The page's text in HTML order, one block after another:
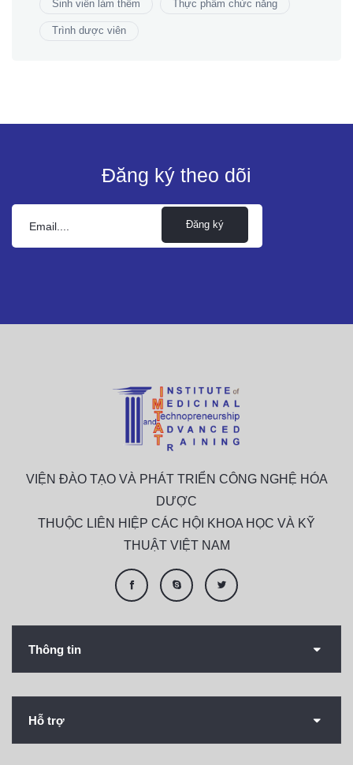
Sinh viên làm thêm Thực phẩm chức năng
Trình dược viên
Đăng ký theo dõi
Đăng ký
VIỆN ĐÀO TẠO VÀ PHÁT TRIỂN CÔNG NGHỆ HÓA
DƯỢC
THUỘC LIÊN HIỆP CÁC HỘI KHOA HỌC VÀ KỸ
THUẬT VIỆT NAM
Thông tin
Hỗ trợ